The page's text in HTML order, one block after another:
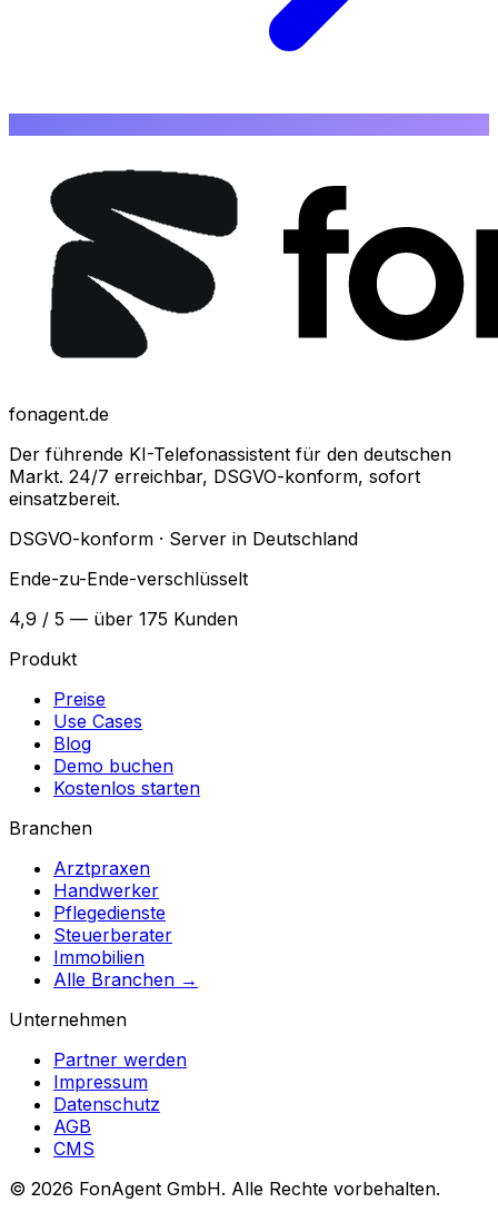
fonagent.de
Der führende KI-Telefonassistent für den deutschen
Markt. 24/7 erreichbar, DSGVO-konform, sofort
einsatzbereit.
DSGVO-konform · Server in Deutschland
Ende-zu-Ende-verschlüsselt
4,9 / 5 — über 175 Kunden
Produkt
Preise
Use Cases
Blog
Demo buchen
Kostenlos starten
Branchen
Arztpraxen
Handwerker
Pflegedienste
Steuerberater
Immobilien
Alle Branchen →
Unternehmen
Partner werden
Impressum
Datenschutz
AGB
CMS
© 2026 FonAgent GmbH. Alle Rechte vorbehalten.